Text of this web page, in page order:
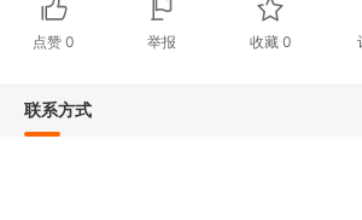
点赞0 举报 收藏 0
联系方式